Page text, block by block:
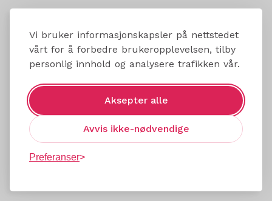
Vi bruker informasjonskapsler på nettstedet
vårt for å forbedre brukeropplevelsen, tilby
personlig innhold og analysere trafikken vår.
Aksepter alle
Avvis ikke-nødvendige
Preferanser